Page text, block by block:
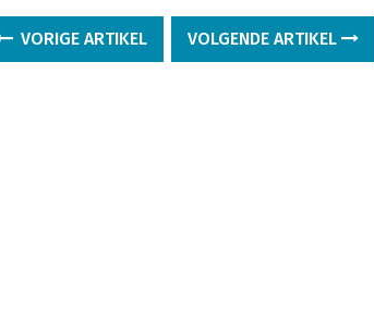
VORIGE ARTIKEL VOLGENDE ARTIKEL